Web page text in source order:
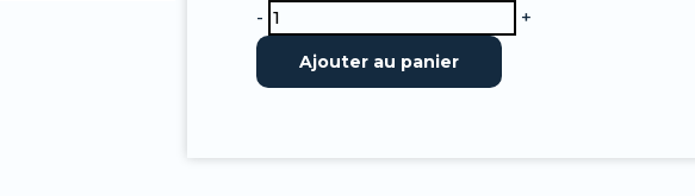
- quantité
de
Évacuations
+
Ajouter au panier